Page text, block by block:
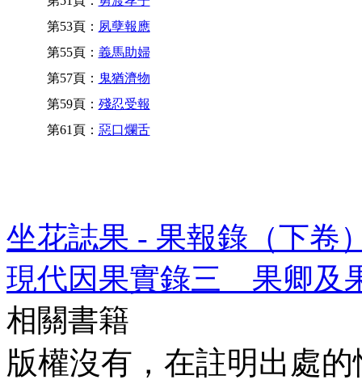
第53頁： 夙孽報應
第55頁： 義馬助婦
第57頁： 鬼猶濟物
第59頁： 殘忍受報
第61頁： 惡口爛舌
坐花誌果 - 果報錄（下
現代因果實錄三 果卿及
相關書籍
版權沒有，在註明出處